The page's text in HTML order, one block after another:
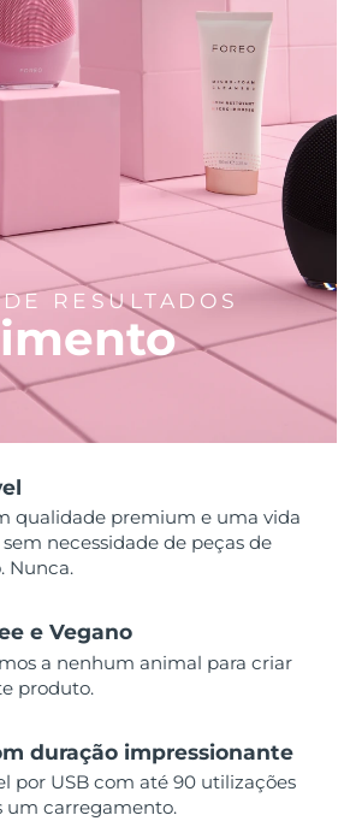
RESULTADOS
qualidade premium e uma vida
necessidade de peças de
Nunca.
e Vegano
a nenhum animal para criar
produto.
duração impressionante
por USB com até 90 utilizações
um carregamento.